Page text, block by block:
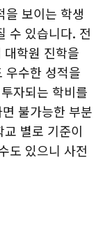
을 보이는 학생
수 있습니다. 전
대학원 진학을
우수한 성적을
자되는 학비를
불가능한 부분
별로 기준이
도 있으니 사전